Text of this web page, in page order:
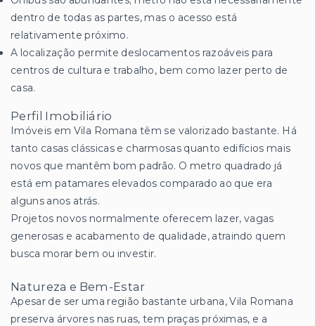
dentro de todas as partes, mas o acesso está
relativamente próximo.
A localização permite deslocamentos razoáveis para
centros de cultura e trabalho, bem como lazer perto de
casa.
Perfil Imobiliário
Imóveis em Vila Romana têm se valorizado bastante. Há
tanto casas clássicas e charmosas quanto edifícios mais
novos que mantêm bom padrão. O metro quadrado já
está em patamares elevados comparado ao que era
alguns anos atrás.
Projetos novos normalmente oferecem lazer, vagas
generosas e acabamento de qualidade, atraindo quem
busca morar bem ou investir.
Natureza e Bem-Estar
Apesar de ser uma região bastante urbana, Vila Romana
preserva árvores nas ruas, tem praças próximas, e a